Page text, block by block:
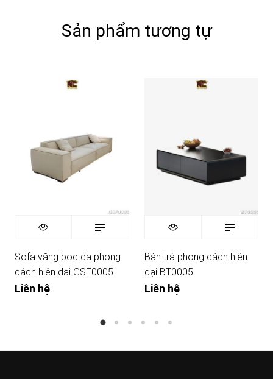
Sản phẩm tương tự
Sofa văng bọc da phong
cách hiện đại GSF0005
Liên hệ
Bàn trà phong cách hiện
đại BT0005
Liên hệ